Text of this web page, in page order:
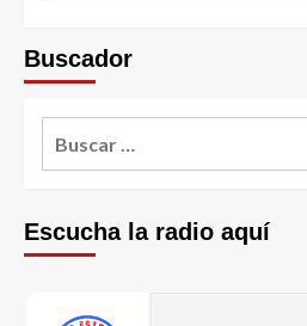
Buscador
Escucha la radio aquí